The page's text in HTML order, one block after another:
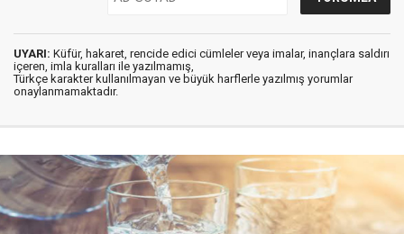
UYARI: Küfür, hakaret, rencide edici cümleler veya imalar, inançlara saldırı
içeren, imla kuralları ile yazılmamış,
Türkçe karakter kullanılmayan ve büyük harflerle yazılmış yorumlar
onaylanmamaktadır.